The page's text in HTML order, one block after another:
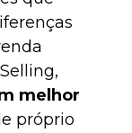
melhor
próprio